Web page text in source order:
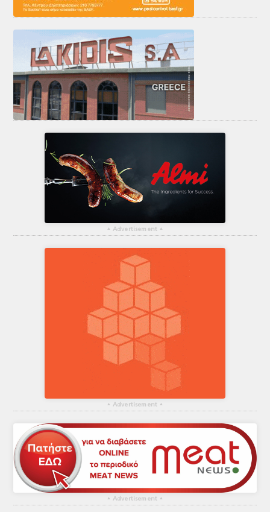
▴ Advertisement ▴
▴ Advertisement ▴
▴ Advertisement ▴